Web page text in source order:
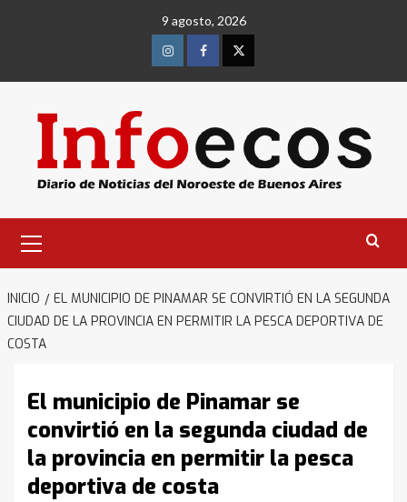
9 agosto, 2026
InstagramFacebookTwitter
primario
INICIO
EL MUNICIPIO DE PINAMAR SE CONVIRTIÓ EN LA SEGUNDA
CIUDAD DE LA PROVINCIA EN PERMITIR LA PESCA DEPORTIVA DE
COSTA
El municipio de Pinamar se
convirtió en la segunda ciudad de
la provincia en permitir la pesca
deportiva de costa